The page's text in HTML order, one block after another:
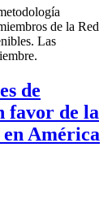
de la Red
Las
de
favor de la
América